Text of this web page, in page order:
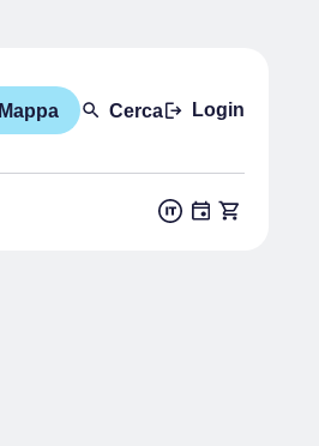
Mappa Cerca Login